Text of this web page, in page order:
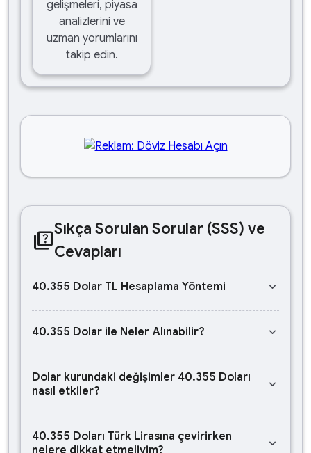
gelişmeleri, piyasa
analizlerini ve
uzman yorumlarını
takip edin.
quizSıkça Sorulan Sorular (SSS) ve
Cevapları
40.355 Dolar TL Hesaplama Yöntemi keyboard_arrow_down
40.355 Dolar ile Neler Alınabilir? keyboard_arrow_down
Dolar kurundaki değişimler 40.355 Doları
nasıl etkiler?
keyboard_arrow_down
40.355 Doları Türk Lirasına çevirirken
nelere dikkat etmeliyim?
keyboard_arrow_down